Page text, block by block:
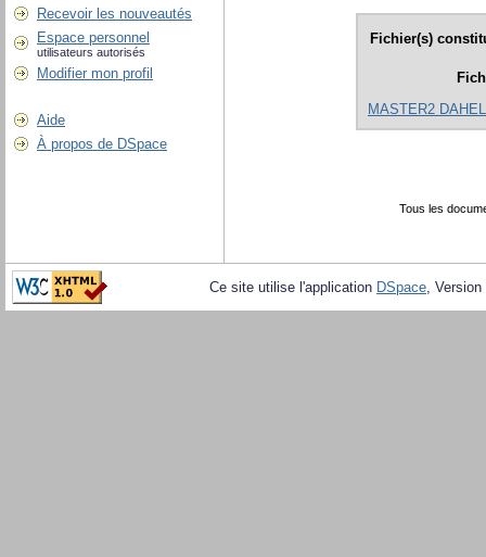
Recevoir les nouveautés
Espace personnel
utilisateurs autorisés
Modifier mon profil
Aide
À propos de DSpace
Fichier(s)
MASTER2
Tous les
Ce site utilise l'application DSpace,